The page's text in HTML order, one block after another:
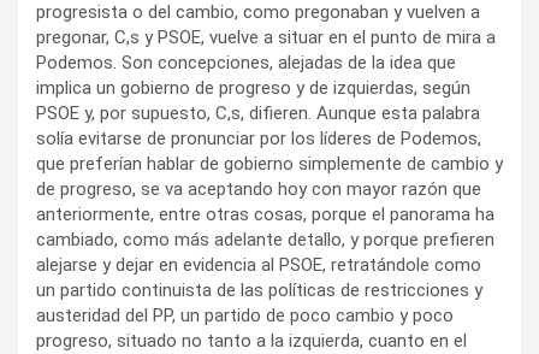
progresista o del cambio, como pregonaban y vuelven a
pregonar, C,s y PSOE, vuelve a situar en el punto de mira a
Podemos. Son concepciones, alejadas de la idea que
implica un gobierno de progreso y de izquierdas, según
PSOE y, por supuesto, C,s, difieren. Aunque esta palabra
solía evitarse de pronunciar por los líderes de Podemos,
que preferían hablar de gobierno simplemente de cambio y
de progreso, se va aceptando hoy con mayor razón que
anteriormente, entre otras cosas, porque el panorama ha
cambiado, como más adelante detallo, y porque prefieren
alejarse y dejar en evidencia al PSOE, retratándole como
un partido continuista de las políticas de restricciones y
austeridad del PP, un partido de poco cambio y poco
progreso, situado no tanto a la izquierda, cuanto en el